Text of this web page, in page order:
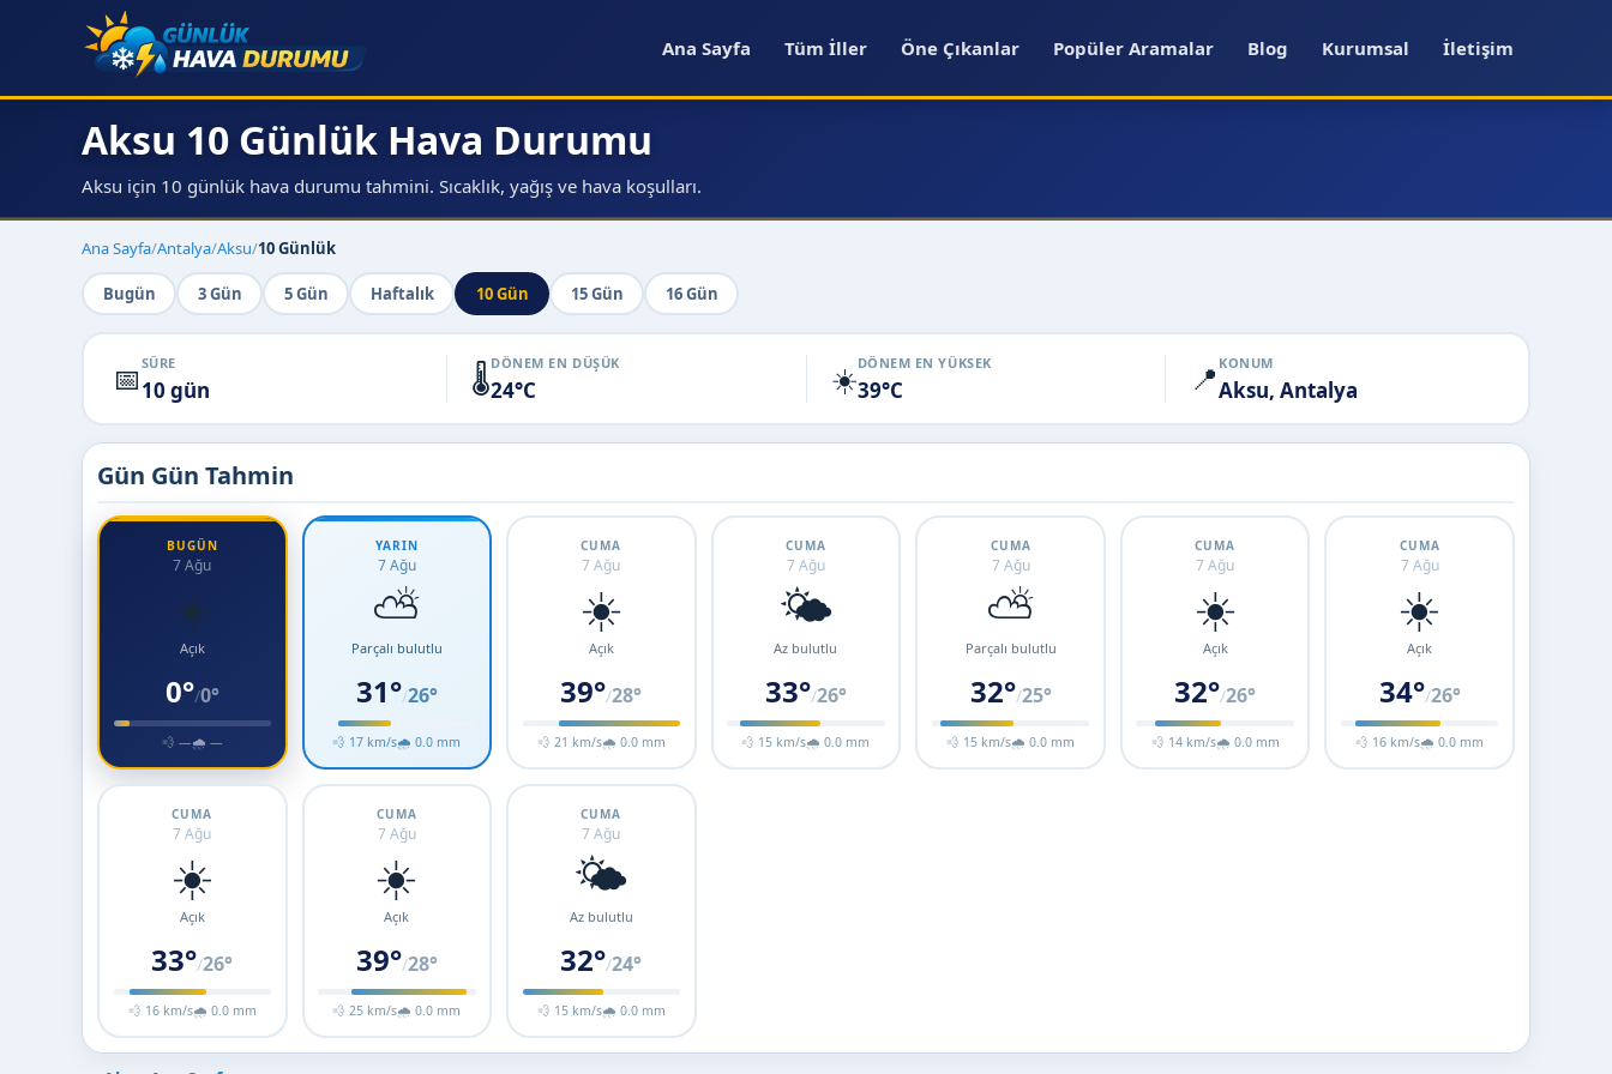
Ana Sayfa Tüm İller Öne Çıkanlar Popüler Aramalar Blog Kurumsal İletişim
Aksu 10 Günlük Hava Durumu
Aksu için 10 günlük hava durumu tahmini. Sıcaklık, yağış ve hava koşulları.
Ana Sayfa/Antalya/Aksu/10 Günlük
Bugün 3 Gün 5 Gün Haftalık 10 Gün 15 Gün 16 Gün
📅 SÜRE
10 gün 🌡️DÖNEM EN DÜŞÜK
24°C ☀️DÖNEM EN YÜKSEK
39°C 📍 KONUM
Aksu, Antalya
Gün Gün Tahmin
BUGÜN
7 Ağu
☀️
Açık
0°/0°
💨 —🌧 —
YARIN
7 Ağu
⛅
Parçalı bulutlu
31°/26°
💨 17 km/s🌧 0.0 mm
CUMA
7 Ağu
☀️
Açık
39°/28°
💨 21 km/s🌧 0.0 mm
CUMA
7 Ağu
🌤️
Az bulutlu
33°/26°
💨 15 km/s🌧 0.0 mm
CUMA
7 Ağu
⛅
Parçalı bulutlu
32°/25°
💨 15 km/s🌧 0.0 mm
CUMA
7 Ağu
☀️
Açık
32°/26°
💨 14 km/s🌧 0.0 mm
CUMA
7 Ağu
☀️
Açık
34°/26°
💨 16 km/s🌧 0.0 mm
CUMA
7 Ağu
☀️
Açık
33°/26°
💨 16 km/s🌧 0.0 mm
CUMA
7 Ağu
☀️
Açık
39°/28°
💨 25 km/s🌧 0.0 mm
CUMA
7 Ağu
🌤️
Az bulutlu
32°/24°
💨 15 km/s🌧 0.0 mm